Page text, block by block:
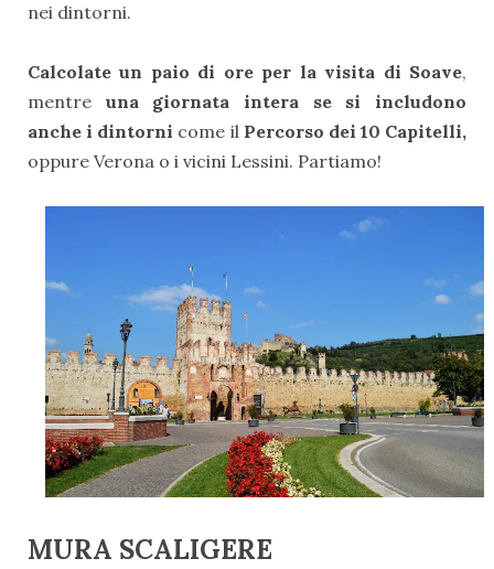
nei dintorni.
Calcolate un paio di ore per la visita di Soave,
mentre una giornata intera se si includono
anche i dintorni come il Percorso dei 10 Capitelli,
oppure Verona o i vicini Lessini. Partiamo!
MURA SCALIGERE